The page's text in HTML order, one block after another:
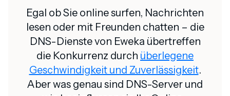
Egal ob Sie online surfen, Nachrichten
lesen oder mit Freunden chatten – die
DNS-Dienste von Eweka übertreffen
die Konkurrenz durch überlegene
Geschwindigkeit und Zuverlässigkeit.
Aber was genau sind DNS-Server und